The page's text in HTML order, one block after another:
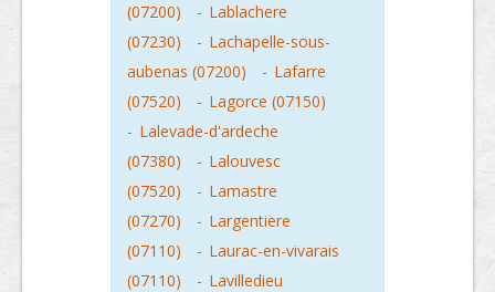
(07200)
- Lablachere
(07230)
- Lachapelle-sous-
aubenas (07200)
- Lafarre
(07520)
- Lagorce (07150)
- Lalevade-d'ardeche
(07380)
- Lalouvesc
(07520)
- Lamastre
(07270)
- Largentiere
(07110)
- Laurac-en-vivarais
(07110)
- Lavilledieu